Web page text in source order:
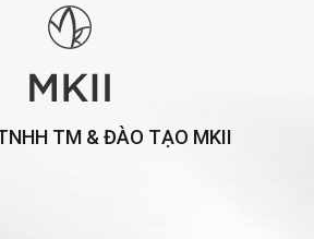
TM & ĐÀO TẠO MKII